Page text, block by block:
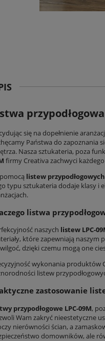
się na dopełnienie
Państwa do zapoznania
Nasza sztukateria, poza
firmy Creativa zachwyci
listew
typu sztukateria dodaje klasy i
listwa
naszych listew LPC-
które zapewniają naszym
dzięki czemu mogą one
wykonania produktów
listew
zastosowanie
przypodłogowe LPC-09M,
Wam zakryć nieestetyczne
nierówności ścian, a
domowników, ale